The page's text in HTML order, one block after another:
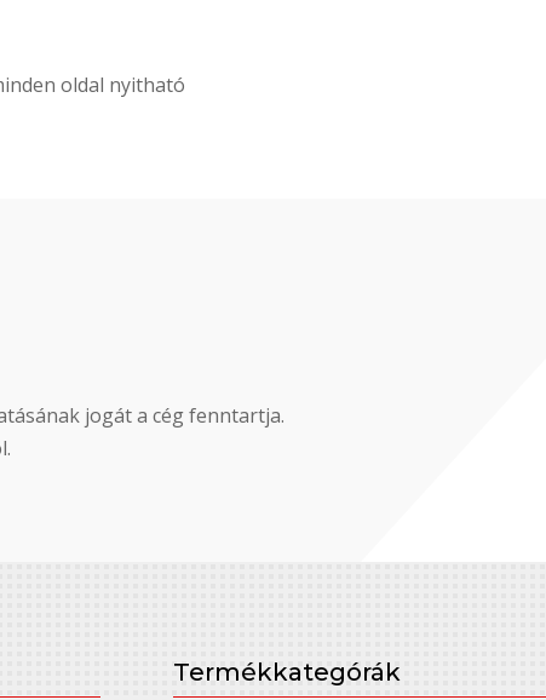
oldal nyitható
jogát a cég fenntartja.
Termékkategórák